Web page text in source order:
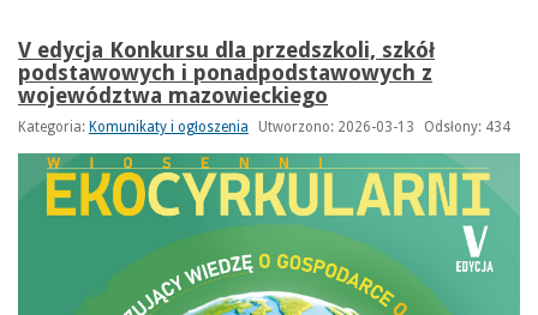
V edycja Konkursu dla przedszkoli, szkół
podstawowych i ponadpodstawowych z
województwa mazowieckiego
Kategoria: Komunikaty i ogłoszenia Utworzono: 2026-03-13 Odsłony: 434